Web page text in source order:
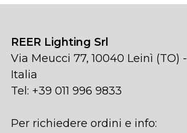
REER Lighting Srl
Via Meucci 77, 10040 Leinì (TO) -
Italia
Tel: +39 011 996 9833
Per richiedere ordini e info: